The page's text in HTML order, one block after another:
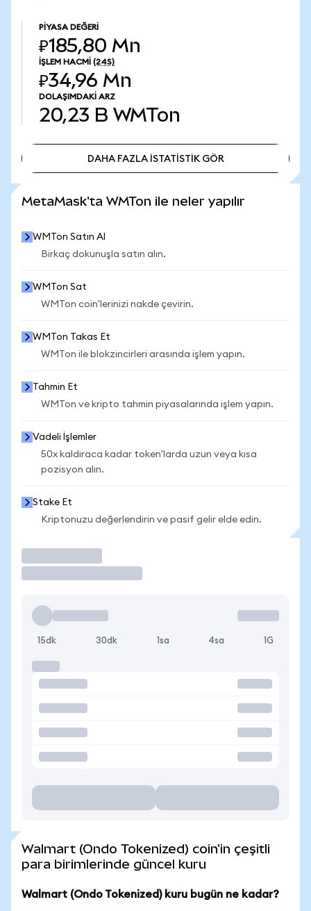
PIYASA DEĞERI
₽185,80 Mn
İŞLEM HACMI (24S)
₽34,96 Mn
DOLAŞIMDAKI ARZ
20,23 B WMTon
DAHA FAZLA İSTATİSTİK GÖR
MetaMask'ta WMTon ile neler yapılır
WMTon Satın Al
Birkaç dokunuşla satın alın.
WMTon Sat
WMTon coin'lerinizi nakde çevirin.
WMTon Takas Et
WMTon ile blokzincirleri arasında işlem yapın.
Tahmin Et
WMTon ve kripto tahmin piyasalarında işlem yapın.
Vadeli İşlemler
50x kaldıraca kadar token'larda uzun veya kısa
pozisyon alın.
Stake Et
Kriptonuzu değerlendirin ve pasif gelir elde edin.
15dk 30dk 1sa 4sa 1G
Walmart (Ondo Tokenized) coin'in çeşitli
para birimlerinde güncel kuru
Walmart (Ondo Tokenized) kuru bugün ne kadar?